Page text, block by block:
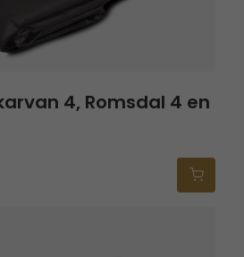
4, Romsdal 4 en